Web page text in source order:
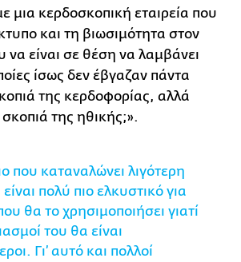
μια κερδοσκοπική εταιρεία που
και τη βιωσιμότητα στον
να είναι σε θέση να λαμβάνει
ίσως δεν έβγαζαν πάντα
της κερδοφορίας, αλλά
της ηθικής;».
που καταναλώνει λιγότερη
είναι πολύ πιο ελκυστικό για
θα το χρησιμοποιήσει γιατί
του θα είναι
Γι’ αυτό και πολλοί